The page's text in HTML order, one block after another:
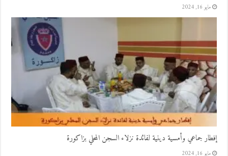
مايو 16, 2024
إفطار جماعي وأمسية دينية لفائدة نزلاء السجن المحلي بزاكورة
مايو 16, 2024